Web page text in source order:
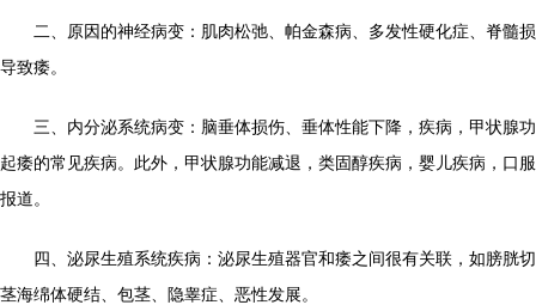
二、原因的神经病变：肌肉松弛、帕金森病、多发性硬化症、脊髓
导致痿。
三、内分泌系统病变：脑垂体损伤、垂体性能下降，疾病，甲状腺
起痿的常见疾病。此外，甲状腺功能减退，类固醇疾病，婴儿疾病，口
报道。
四、泌尿生殖系统疾病：泌尿生殖器官和痿之间很有关联，如膀胱
茎海绵体硬结、包茎、隐睾症、恶性发展。